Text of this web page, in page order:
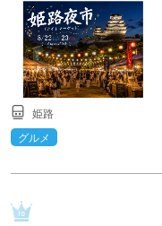
姫路
グルメ